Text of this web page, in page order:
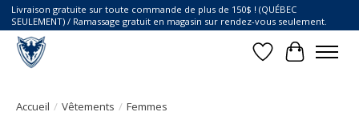
Livraison gratuite sur toute commande de plus de 150$ ! (QUÉBEC
SEULEMENT) / Ramassage gratuit en magasin sur rendez-vous seulement.
Liste dePanier
Accueil / Vêtements / Femmes